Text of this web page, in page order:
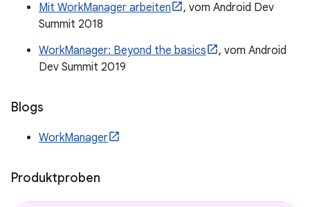
Mit WorkManager arbeiten
, vom Android Dev
Summit 2018
WorkManager: Beyond the basics
, vom Android
Dev Summit 2019
Blogs
WorkManager
Produktproben